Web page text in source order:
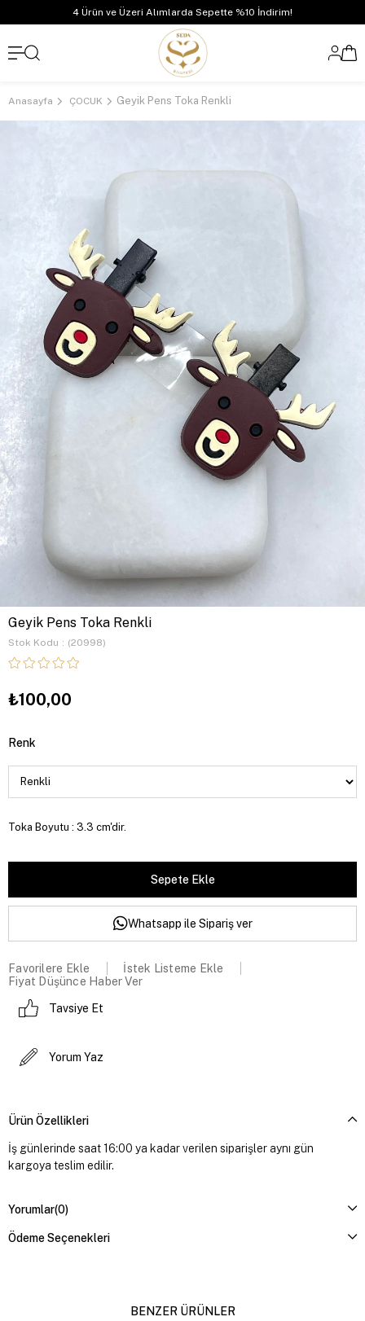
4 Ürün ve Üzeri Alımlarda Sepette %10 İndirim!
Anasayfa ÇOCUK Geyik Pens Toka Renkli
Geyik Pens Toka Renkli
Stok Kodu (20998)
₺100,00
Renk
Toka Boyutu : 3.3 cm'dir.
Whatsapp ile Sipariş ver
Favorilere Ekle
İstek Listeme Ekle
Fiyat Düşünce Haber Ver
Tavsiye Et
Yorum Yaz
Ürün Özellikleri
İş günlerinde saat 16:00 ya kadar verilen siparişler aynı gün
kargoya teslim edilir.
Yorumlar(0)
Ödeme Seçenekleri
BENZER ÜRÜNLER